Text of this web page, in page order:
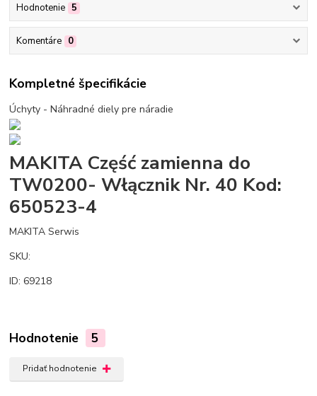
Hodnotenie 5
Komentáre 0
Kompletné špecifikácie
Úchyty - Náhradné diely pre náradie
MAKITA Część zamienna do
TW0200- Włącznik Nr. 40 Kod:
650523-4
MAKITA Serwis
SKU:
ID: 69218
Hodnotenie 5
Pridať hodnotenie